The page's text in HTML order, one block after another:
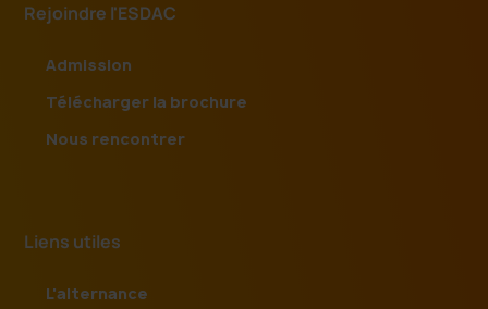
Rejoindre l'ESDAC
Admission
Télécharger la brochure
Nous rencontrer
Liens utiles
L'alternance